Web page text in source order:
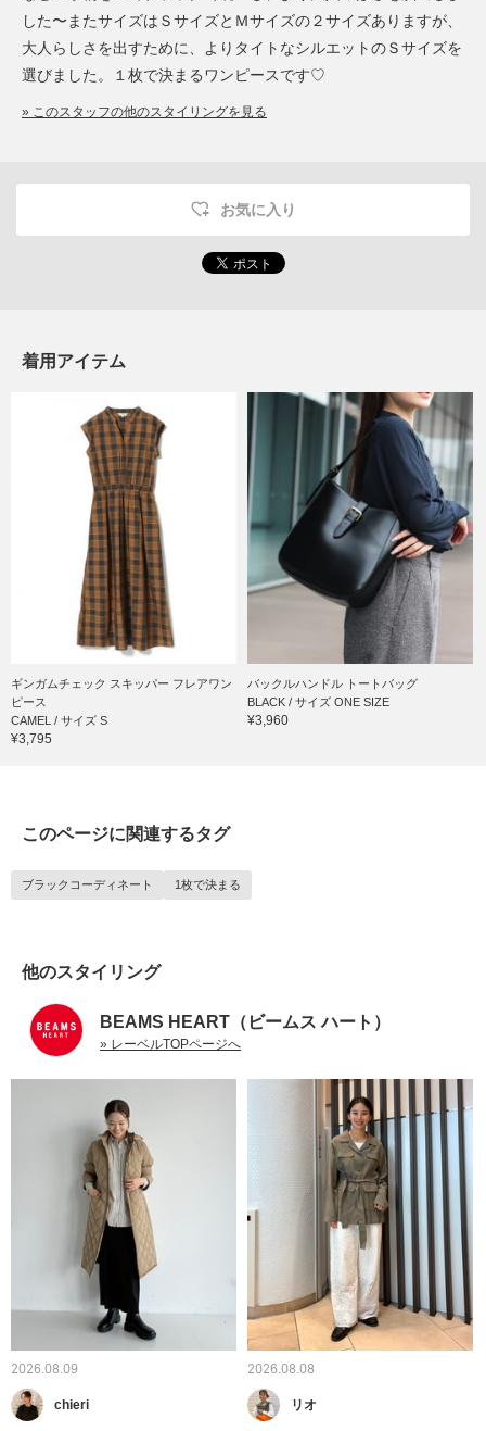
した〜またサイズはＳサイズとＭサイズの２サイズありますが、
大人らしさを出すために、よりタイトなシルエットのＳサイズを
選びました。１枚で決まるワンピースです♡
» このスタッフの他のスタイリングを見る
お気に入り
着用アイテム
ギンガムチェック スキッパー フレアワン
ピース
CAMEL / サイズ S
¥3,795
バックルハンドル トートバッグ
BLACK / サイズ ONE SIZE
¥3,960
このページに関連するタグ
ブラックコーディネート 1枚で決まる
他のスタイリング
BEAMS HEART（ビームス ハート）
» レーベルTOPページへ
2026.08.09
chieri
2026.08.08
リオ